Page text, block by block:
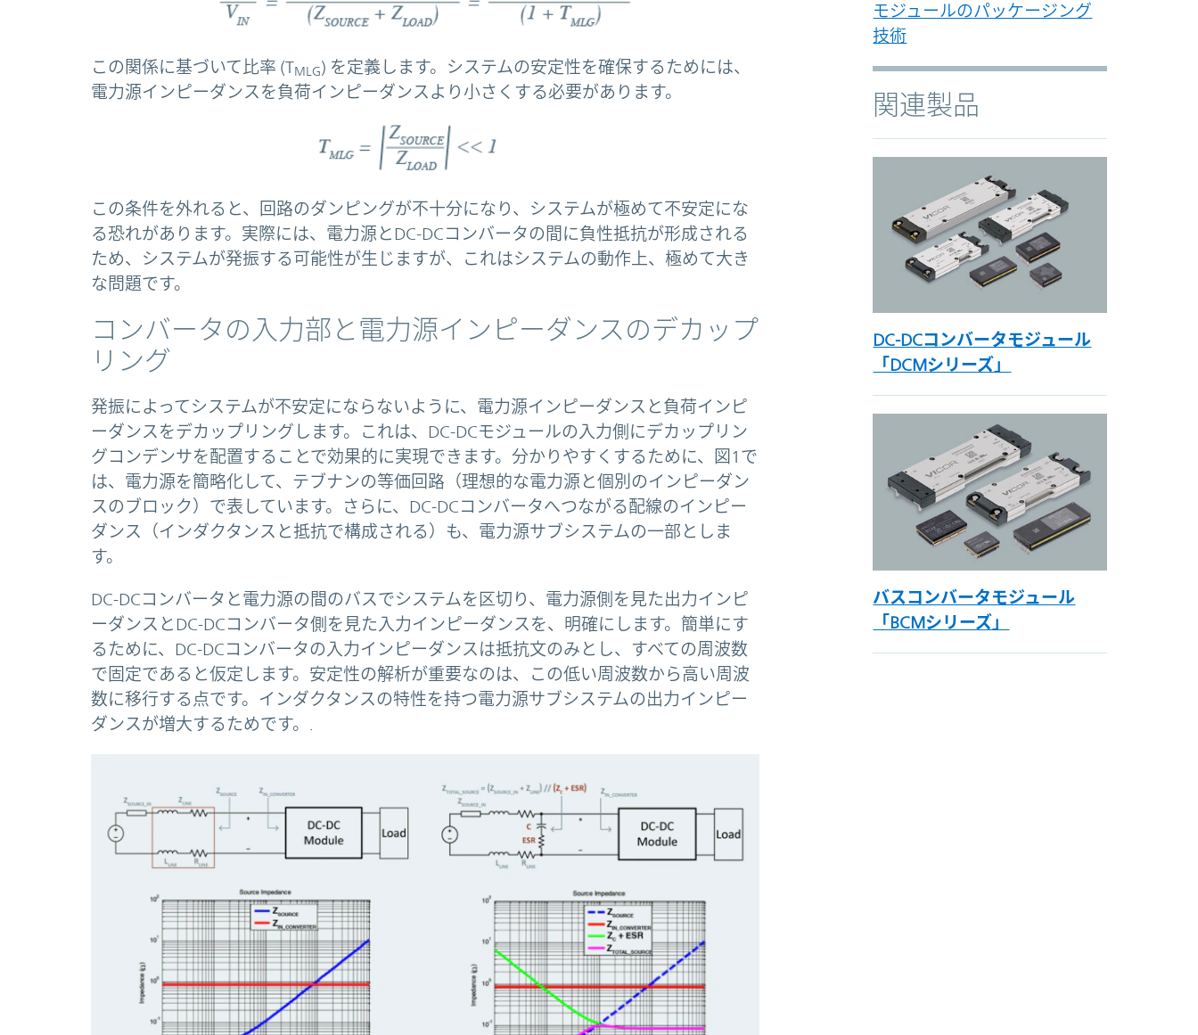
この関係に基づいて比率 (TMLG) を定義します。システムの安定性を確保するためには、
電力源インピーダンスを負荷インピーダンスより小さくする必要があります。
この条件を外れると、回路のダンピングが不十分になり、システムが極めて不安定にな
る恐れがあります。実際には、電力源とDC-DCコンバータの間に負性抵抗が形成される
ため、システムが発振する可能性が生じますが、これはシステムの動作上、極めて大き
な問題です。
コンバータの入力部と電力源インピーダンスのデカップ
リング
発振によってシステムが不安定にならないように、電力源インピーダンスと負荷インピ
ーダンスをデカップリングします。これは、DC-DCモジュールの入力側にデカップリン
グコンデンサを配置することで効果的に実現できます。分かりやすくするために、図1で
は、電力源を簡略化して、テブナンの等価回路（理想的な電力源と個別のインピーダン
スのブロック）で表しています。さらに、DC-DCコンバータへつながる配線のインピー
ダンス（インダクタンスと抵抗で構成される）も、電力源サブシステムの一部としま
す。
DC-DCコンバータと電力源の間のバスでシステムを区切り、電力源側を見た出力インピ
ーダンスとDC-DCコンバータ側を見た入力インピーダンスを、明確にします。簡単にす
るために、DC-DCコンバータの入力インピーダンスは抵抗文のみとし、すべての周波数
で固定であると仮定します。安定性の解析が重要なのは、この低い周波数から高い周波
数に移行する点です。インダクタンスの特性を持つ電力源サブシステムの出力インピー
ダンスが増大するためです。.
モジュールのパッケージング
技術
関連製品
DC-DCコンバータモジュール
「DCMシリーズ」
バスコンバータモジュール
「BCMシリーズ」